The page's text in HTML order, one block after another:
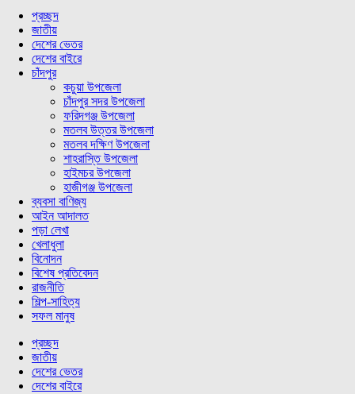
প্রচ্ছদ
জাতীয়
দেশের ভেতর
দেশের বাইরে
চাঁদপুর
কচুয়া উপজেলা
চাঁদপুর সদর উপজেলা
ফরিদগঞ্জ উপজেলা
মতলব উত্তর উপজেলা
মতলব দক্ষিণ উপজেলা
শাহরাস্তি উপজেলা
হাইমচর উপজেলা
হাজীগঞ্জ উপজেলা
ব্যবসা বাণিজ্য
আইন আদালত
পড়া লেখা
খেলাধুলা
বিনোদন
বিশেষ প্রতিবেদন
রাজনীতি
শিল্প-সাহিত্য
সফল মানুষ
প্রচ্ছদ
জাতীয়
দেশের ভেতর
দেশের বাইরে